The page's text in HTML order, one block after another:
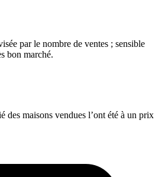
par le nombre de ventes ; sensible
bon marché.
des maisons vendues l’ont été à un prix